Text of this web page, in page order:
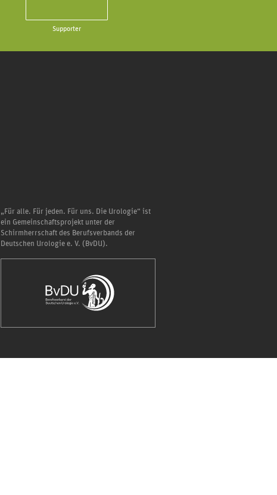
Supporter
„Für alle. Für jeden. Für uns. Die Urologie“ ist
ein Gemeinschaftsprojekt unter der
Schirmherrschaft des Berufsverbands der
Deutschen Urologie e. V. (BvDU).